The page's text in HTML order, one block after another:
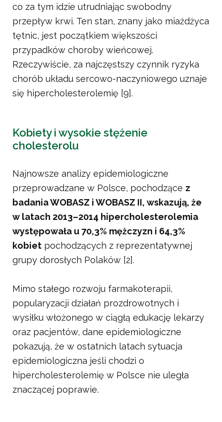
co za tym idzie utrudniając swobodny
przepływ krwi. Ten stan, znany jako miażdżyca
tętnic, jest początkiem większości
przypadków choroby wieńcowej.
Rzeczywiście, za najczęstszy czynnik ryzyka
chorób układu sercowo-naczyniowego uznaje
się hipercholesterolemię [9].
Kobiety i wysokie stężenie
cholesterolu
Najnowsze analizy epidemiologiczne
przeprowadzane w Polsce, pochodzące z
badania WOBASZ i WOBASZ II, wskazują, że
w latach 2013–2014 hipercholesterolemia
występowała u 70,3% mężczyzn i 64,3%
kobiet pochodzących z reprezentatywnej
grupy dorosłych Polaków [2].
Mimo stałego rozwoju farmakoterapii,
popularyzacji działań prozdrowotnych i
wysiłku włożonego w ciągłą edukację lekarzy
oraz pacjentów, dane epidemiologiczne
pokazują, że w ostatnich latach sytuacja
epidemiologiczna jeśli chodzi o
hipercholesterolemię w Polsce nie uległa
znaczącej poprawie.